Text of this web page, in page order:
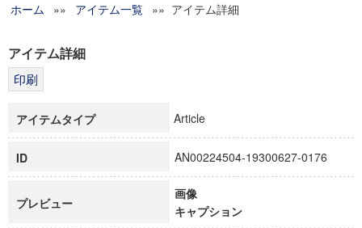
グローバルリサーチインスティテュート
科学研究費補助金研究成果報告書
博士課程教育リーディングプログラム「超成熟社会発展のサ
ホーム »» アイテム一覧 »» アイテム詳細
アイテム詳細
アイテムタイプ Article
ID AN00224504-19300627-0176
プレビュー
画像
キャプション